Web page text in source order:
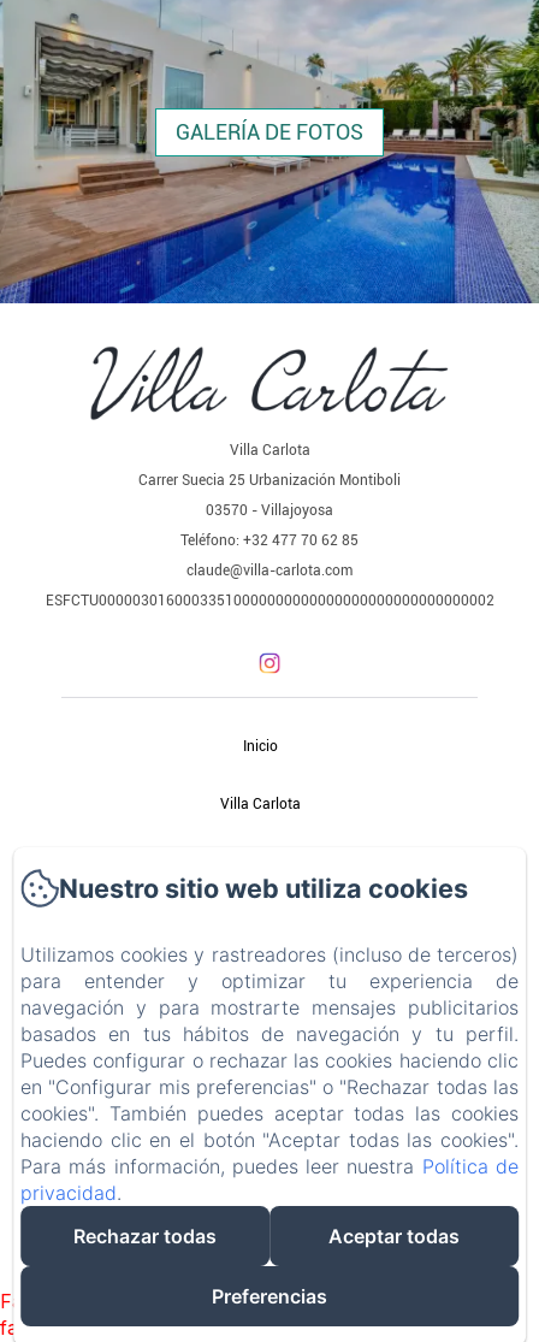
GALERÍA DE FOTOS
Villa Carlota
Carrer Suecia 25 Urbanización Montiboli
03570 - Villajoyosa
Teléfono: +32 477 70 62 85
claude@villa-carlota.com
ESFCTU00000301600033510000000000000000000000000000002
Inicio
Villa Carlota
Contacto
Política de privacidad
Información legal
Información sobre cookies
Desarrollado con Amenitiz
Failed to load BookingEngine/index: Loading chunk 93
failed. (missing:
Nuestro sitio web utiliza cookies
Utilizamos cookies y rastreadores (incluso de terceros)
para entender y optimizar tu experiencia de
navegación y para mostrarte mensajes publicitarios
basados en tus hábitos de navegación y tu perfil.
Puedes configurar o rechazar las cookies haciendo clic
en "Configurar mis preferencias" o "Rechazar todas las
cookies". También puedes aceptar todas las cookies
haciendo clic en el botón "Aceptar todas las cookies".
Para más información, puedes leer nuestra Política de
privacidad.
Rechazar todas
Aceptar todas
Preferencias